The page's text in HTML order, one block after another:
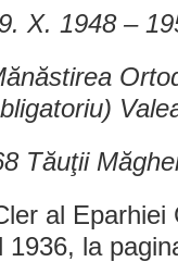
X. 1948 –
Tăuţii
al
la